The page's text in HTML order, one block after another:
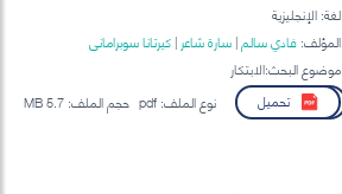
لغة: الإنجليزية
المؤلف: فادي سالم| سارة شاعر | كيرتانا سوبراماني
موضوع البحث:الابتكار
تحميل
نوع الملف: حجم الملف: